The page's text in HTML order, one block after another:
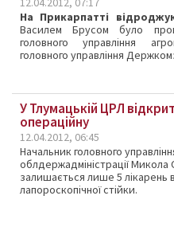
На Прикарпатті
Василем Брусом було
головного управління
головного управління
У Тлумацькій ЦРЛ
операційну
12.04.2012, 06:45
Начальник головного
облдержадміністрації Микола
залишається лише 5 лікарень
лапороскопічної стійки.